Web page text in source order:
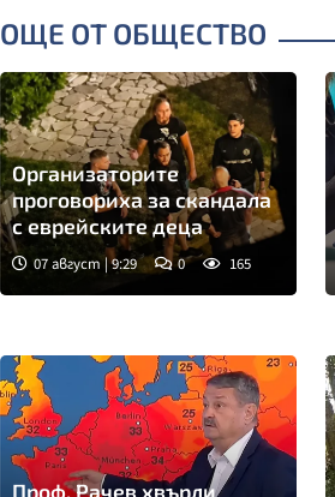
ОЩЕ ОТ ОБЩЕСТВО
Организаторите
проговориха за скандала
с еврейските деца
07 август | 9:29 0 165
Проф. Рачев хвърли